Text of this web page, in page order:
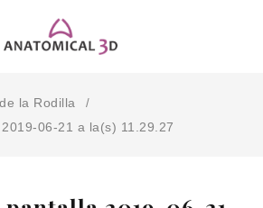
la Rodilla /
06-21 a la(s) 11.29.27